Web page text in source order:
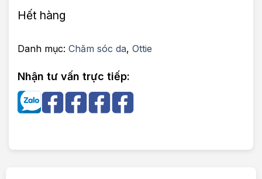
Hết hàng
Danh mục: Chăm sóc da, Ottie
Nhận tư vấn trực tiếp: